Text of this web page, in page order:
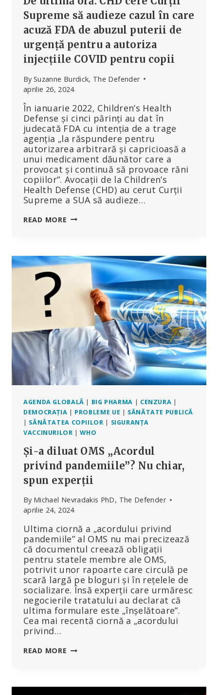
Supreme să audieze cazul în care
acuză FDA de abuzul puterii de
urgență pentru a autoriza
injecțiile COVID pentru copii
By Suzanne Burdick, The Defender
aprilie 26, 2024
În ianuarie 2022, Children’s Health
Defense și cinci părinți au dat în
judecată FDA cu intenția de a trage
agenția „la răspundere pentru
autorizarea arbitrară și capricioasă a
unui medicament dăunător care a
provocat și continuă să provoace răni
copiilor”. Avocații de la Children’s
Health Defense (CHD) au cerut Curții
Supreme a SUA să audieze…
READ MORE DE
CERE
SUPREME
AUDIEZE
CARE
ACUZĂ
FDA
ABUZUL
PUTERII
URGENȚĂ
PENTRU
A
AUTORIZA
COVID
PENTRU
COPII
AGENDA GLOBALĂ | BIG PHARMA | CENZURA |
DEMOCRAȚIA | PROBLEME UE | SĂNĂTATE PUBLICĂ
| SĂNĂTATEA COPIILOR | SIGURANȚA
VACCINURILOR |WHO
Și-a diluat OMS „Acordul
privind pandemiile”? Nu chiar,
spun experții
By Michael Nevradakis PhD, The Defender
aprilie 24, 2024
Ultima ciornă a „acordului privind
pandemiile” al OMS nu mai precizează
că documentul creează obligații
pentru statele membre ale OMS,
potrivit unor rapoarte care circulă pe
scară largă pe bloguri și în rețelele de
socializare. Însă experții care urmăresc
negocierile tratatului au declarat că
ultima formulare este „înșelătoare”.
Cea mai recentă ciornă a „acordului
privind…
READ MORE ȘI-